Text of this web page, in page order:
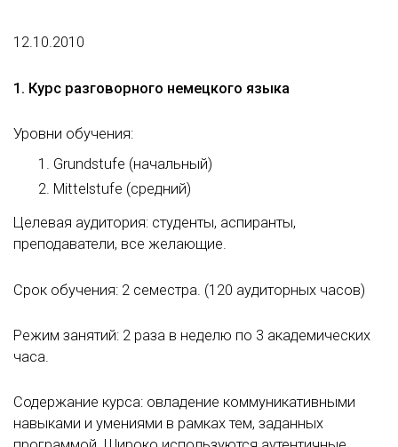
12.10.2010
1. Курс разговорного немецкого языка
Уровни обучения:
Grundstufe (начальный)
Mittelstufe (средний)
Целевая аудитория: студенты, аспиранты,
преподаватели, все желающие.
Срок обучения: 2 семестра. (120 аудиторных часов)
Режим занятий: 2 раза в неделю по 3 академических
часа.
Содержание курса: овладение коммуникативными
навыками и умениями в рамках тем, заданных